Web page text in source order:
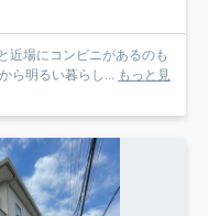
近場にコンビニがあるのも
ら明るい暮らし... もっと見